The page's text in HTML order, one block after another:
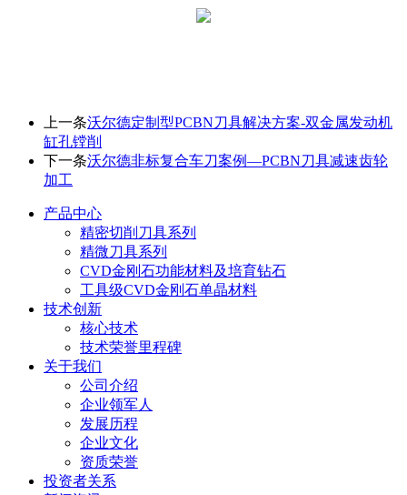
上一条沃尔德定制型PCBN刀具解决方案-双金属发动机
缸孔镗削
下一条沃尔德非标复合车刀案例—PCBN刀具减速齿轮
加工
产品中心
精密切削刀具系列
精微刀具系列
CVD金刚石功能材料及培育钻石
工具级CVD金刚石单晶材料
技术创新
核心技术
技术荣誉里程碑
关于我们
公司介绍
企业领军人
发展历程
企业文化
资质荣誉
投资者关系